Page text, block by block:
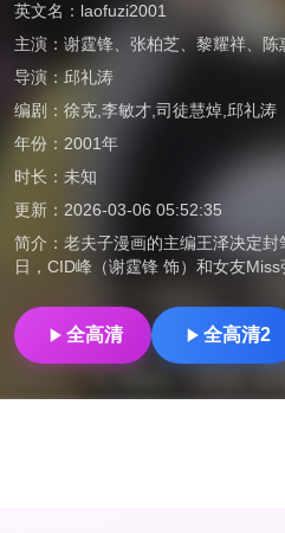
英文名： laofuzi2001
主演： 谢霆锋 张柏芝 黎耀祥 陈
导演： 邱礼涛
编剧： 徐克,李敏才,司徒慧焯,邱礼涛
年份： 2001年
时长： 未知
更新： 2026-03-06 05:52:35
简介： 老夫子漫画的主编王泽决定
日，CID峰（谢霆锋 饰）和女友
全高清 全高清2